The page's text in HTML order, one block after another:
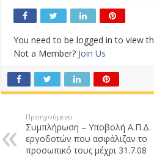
You need to be logged in to view
Not a Member? Join Us
Προηγούμενο
Συμπλήρωση – Υποβολή Α.Π.Δ.
εργοδοτών που ασφάλιζαν το
προσωπικό τους μέχρι 31.7.08